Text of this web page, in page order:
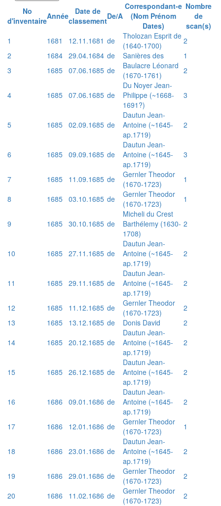
No
d'inventaireAnnée
Date de
classementDe/A
Correspondant-e
(Nom Prénom
Dates)
Nombre
de
scan(s)
1
1681 12.11.1681 de
Tholozan Esprit de
(1640-1700)
2
2
1684 29.04.1684 de Sanières des
1
3
1685 07.06.1685 de
Baulacre Léonard
(1670-1761)
2
4 1685 07.06.1685 de
Du Noyer Jean-
Philippe (~1668-
1691?)
3
5 1685 02.09.1685 de
Dautun Jean-
Antoine (~1645-
ap.1719)
2
6 1685 09.09.1685 de
Dautun Jean-
Antoine (~1645-
ap.1719)
3
7 1685 11.09.1685 de
Gernler Theodor
(1670-1723)
1
8
1685 03.10.1685 de
Gernler Theodor
(1670-1723)
1
9 1685 30.10.1685 de
Micheli du Crest
Barthélemy (1630-
1708)
2
10 1685 27.11.1685 de
Dautun Jean-
Antoine (~1645-
ap.1719)
2
11 1685 29.11.1685 de
Dautun Jean-
Antoine (~1645-
ap.1719)
2
12 1685 11.12.1685 de
Gernler Theodor
(1670-1723)
2
13
1685 13.12.1685 de Donis David
2
14
1685 20.12.1685 de
Dautun Jean-
Antoine (~1645-
ap.1719)
2
15 1685 26.12.1685 de
Dautun Jean-
Antoine (~1645-
ap.1719)
2
16 1686 09.01.1686 de
Dautun Jean-
Antoine (~1645-
ap.1719)
2
17 1686 12.01.1686 de
Gernler Theodor
(1670-1723)
1
18 1686 23.01.1686 de
Dautun Jean-
Antoine (~1645-
ap.1719)
2
19 1686 29.01.1686 de
Gernler Theodor
(1670-1723)
2
20
1686 11.02.1686 de
Gernler Theodor
(1670-1723)
2